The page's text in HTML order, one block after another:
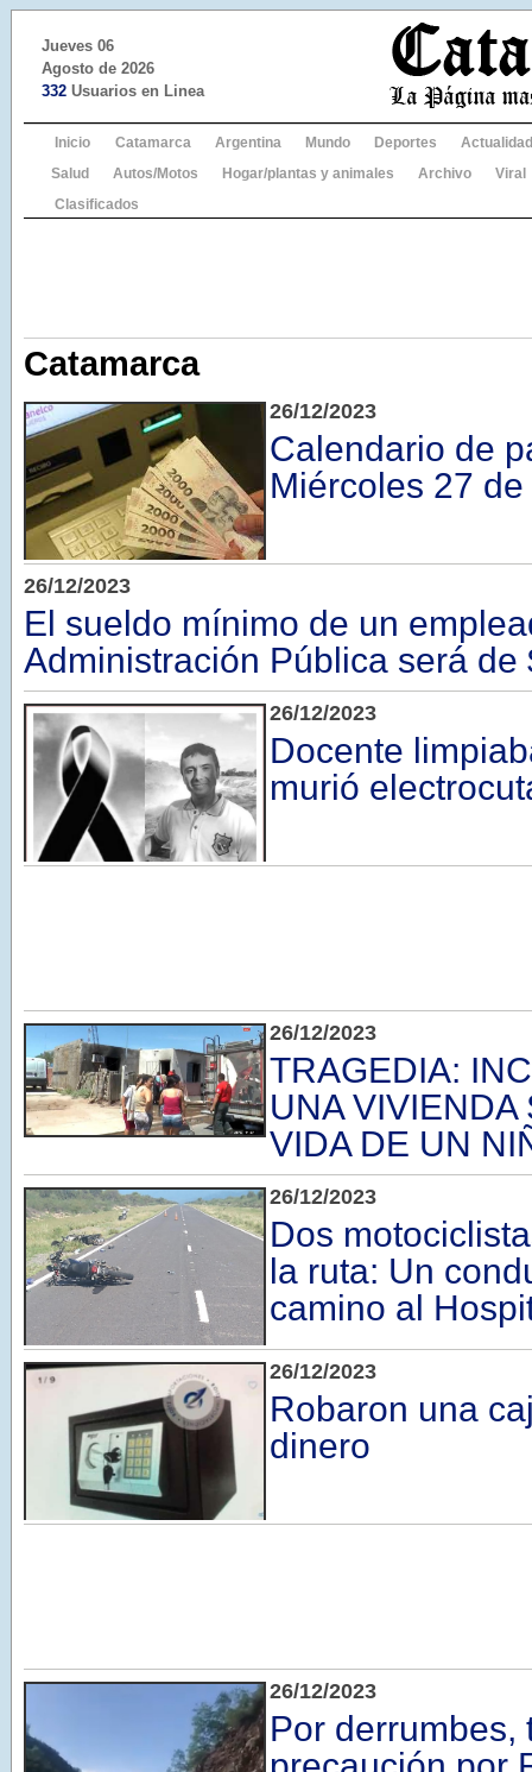
Jueves 06
Agosto de 2026
332 Usuarios en Linea
Inicio Catamarca Argentina Mundo Deportes
Actualidad
Salud
Autos/Motos Hogar/plantas y animales Archivo
Viral
Clasificados
Catamarca
26/12/2023
Calendario de
Miércoles 27
26/12/2023
El sueldo mínimo de un
Administración Pública será de
26/12/2023
Docente
murió
26/12/2023
TRAGEDIA:
UNA VIVIENDA
VIDA DE UN
26/12/2023
Dos
la ruta: Un
camino al
26/12/2023
Robaron una
dinero
26/12/2023
Por derrumbes,